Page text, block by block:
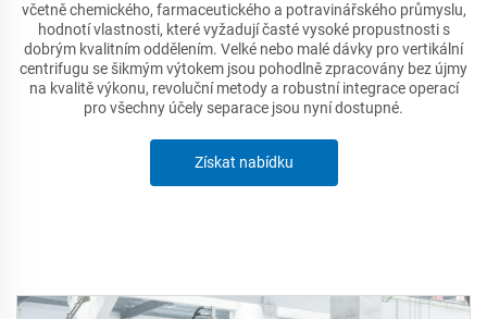
včetně chemického, farmaceutického a potravinářského průmyslu,
hodnotí vlastnosti, které vyžadují časté vysoké propustnosti s
dobrým kvalitním oddělením. Velké nebo malé dávky pro vertikální
centrifugu se šikmým výtokem jsou pohodlně zpracovány bez újmy
na kvalitě výkonu, revoluční metody a robustní integrace operací
pro všechny účely separace jsou nyní dostupné.
Získat nabídku